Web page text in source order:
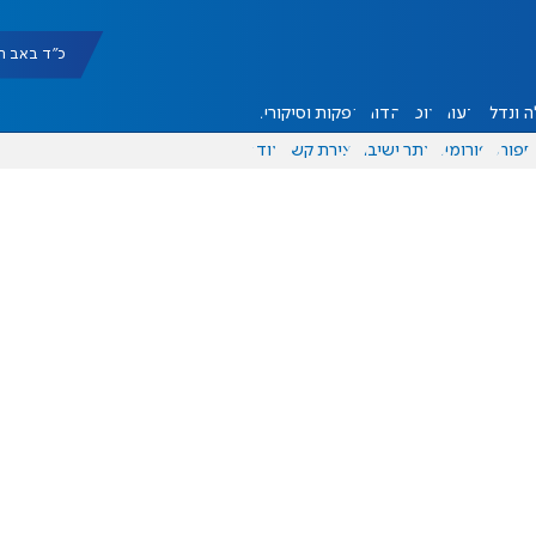
כ"ד באב תשפ"ו
ונדל"ן דעות אוכל יהדות הפקות וסיקורים
ספורט פורומים אתר ישיבה יצירת קשר עוד